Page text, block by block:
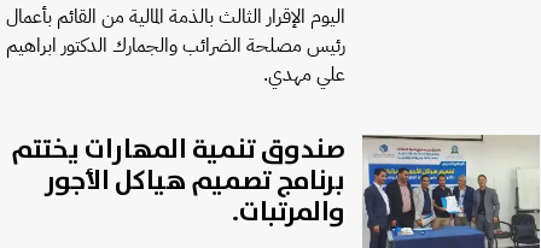
اليوم الإقرار الثالث بالذمة المالية من القائم بأعمال
رئيس مصلحة الضرائب والجمارك الدكتور ابراهيم
علي مهدي.
صندوق تنمية المهارات يختتم
برنامج تصميم هياكل الأجور
والمرتبات.